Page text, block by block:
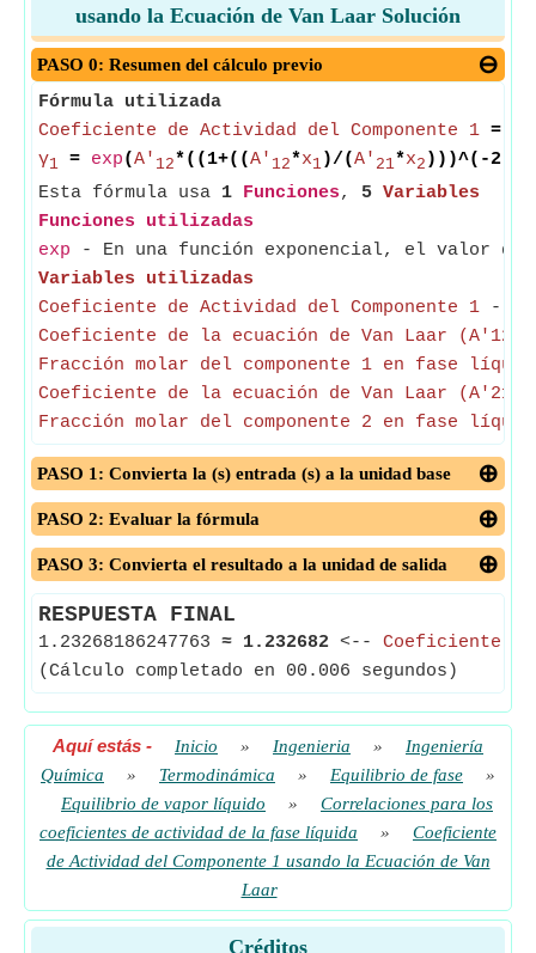
usando la Ecuación de Van Laar Solución
PASO 0: Resumen del cálculo previo
Fórmula utilizada
Coeficiente de Actividad del Componente 1 =
γ1 = exp(A' 12*((1+((A' 12*x1 )/(A' 21*x2 )))^(-2)))
Esta fórmula usa 1 Funciones, 5 Variables
Funciones utilizadas
exp - En una función exponencial, el valor de
Variables utilizadas
Coeficiente de Actividad del Componente 1 - El
Coeficiente de la ecuación de Van Laar (A'12)
Fracción molar del componente 1 en fase
Coeficiente de la ecuación de Van Laar (A'21)
Fracción molar del componente 2 en fase
PASO 1: Convierta la (s) entrada (s) a la unidad base
PASO 2: Evaluar la fórmula
PASO 3: Convierta el resultado a la unidad de salida
RESPUESTA FINAL
1.23268186247763 ≈ 1.232682 <-- Coeficiente
(Cálculo completado en 00.006 segundos)
Aquí estás - Inicio » Ingenieria »
Ingeniería
Química
» Termodinámica » Equilibrio de fase
»
Equilibrio de vapor líquido
»
Correlaciones para los
coeficientes de actividad de la fase líquida
»
Coeficiente
de Actividad del Componente 1 usando la Ecuación de Van
Laar
Créditos